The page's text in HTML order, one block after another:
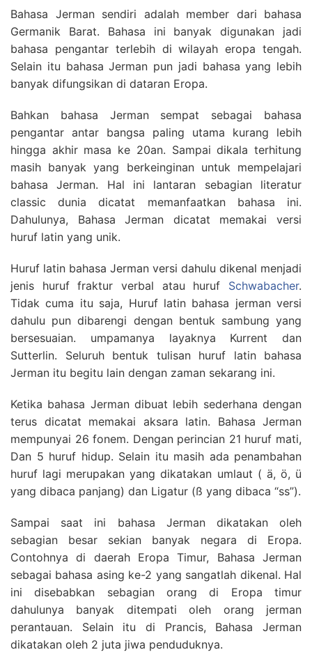
Bahasa Jerman sendiri adalah member dari bahasa
Germanik Barat. Bahasa ini banyak digunakan jadi
bahasa pengantar terlebih di wilayah eropa tengah.
Selain itu bahasa Jerman pun jadi bahasa yang lebih
banyak difungsikan di dataran Eropa.
Bahkan bahasa Jerman sempat sebagai bahasa
pengantar antar bangsa paling utama kurang lebih
hingga akhir masa ke 20an. Sampai dikala terhitung
masih banyak yang berkeinginan untuk mempelajari
bahasa Jerman. Hal ini lantaran sebagian literatur
classic dunia dicatat memanfaatkan bahasa ini.
Dahulunya, Bahasa Jerman dicatat memakai versi
huruf latin yang unik.
Huruf latin bahasa Jerman versi dahulu dikenal menjadi
jenis huruf fraktur verbal atau huruf Schwabacher.
Tidak cuma itu saja, Huruf latin bahasa jerman versi
dahulu pun dibarengi dengan bentuk sambung yang
bersesuaian. umpamanya layaknya Kurrent dan
Sutterlin. Seluruh bentuk tulisan huruf latin bahasa
Jerman itu begitu lain dengan zaman sekarang ini.
Ketika bahasa Jerman dibuat lebih sederhana dengan
terus dicatat memakai aksara latin. Bahasa Jerman
mempunyai 26 fonem. Dengan perincian 21 huruf mati,
Dan 5 huruf hidup. Selain itu masih ada penambahan
huruf lagi merupakan yang dikatakan umlaut ( ä, ö, ü
yang dibaca panjang) dan Ligatur (ß yang dibaca “ss”).
Sampai saat ini bahasa Jerman dikatakan oleh
sebagian besar sekian banyak negara di Eropa.
Contohnya di daerah Eropa Timur, Bahasa Jerman
sebagai bahasa asing ke-2 yang sangatlah dikenal. Hal
ini disebabkan sebagian orang di Eropa timur
dahulunya banyak ditempati oleh orang jerman
perantauan. Selain itu di Prancis, Bahasa Jerman
dikatakan oleh 2 juta jiwa penduduknya.